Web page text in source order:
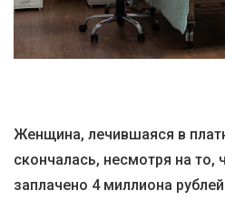
Женщина, лечившаяся в
скончалась, несмотря на то,
заплачено 4 миллиона